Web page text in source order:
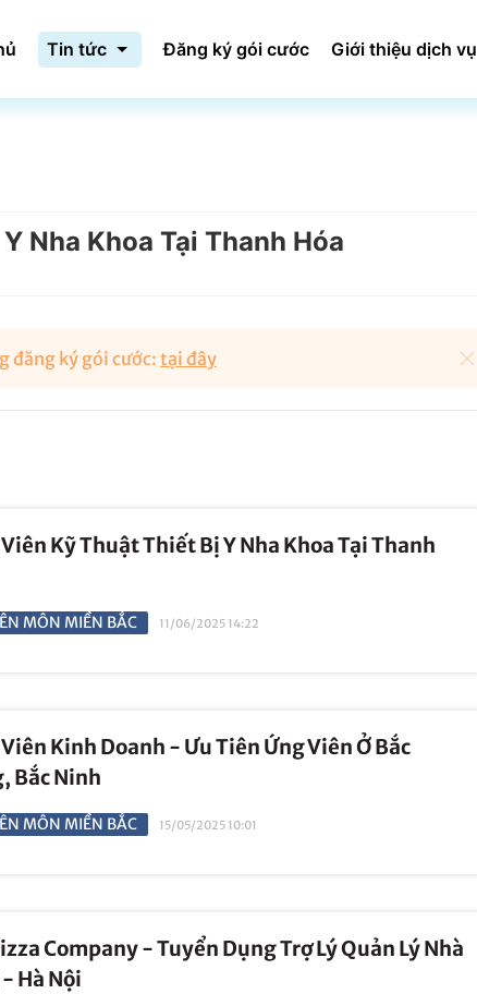
Tin tức Đăng ký gói cước Giới thiệu dịch vụ
Nha Khoa Tại Thanh Hóa
đăng ký gói cước: tại đây
Kỹ Thuật Thiết Bị Y Nha Khoa Tại Thanh
MÔN MIỀN BẮC 11/06/2025 14:22
Kinh Doanh - Ưu Tiên Ứng Viên Ở Bắc
Bắc Ninh
MÔN MIỀN BẮC 15/05/2025 10:01
Company - Tuyển Dụng Trợ Lý Quản Lý Nhà
Hà Nội